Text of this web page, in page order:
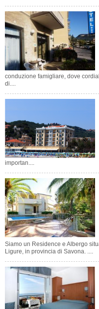
conduzione famigliare, dove
di....
importan....
Siamo un Residence e Albergo
Ligure, in provincia di Savona. ....